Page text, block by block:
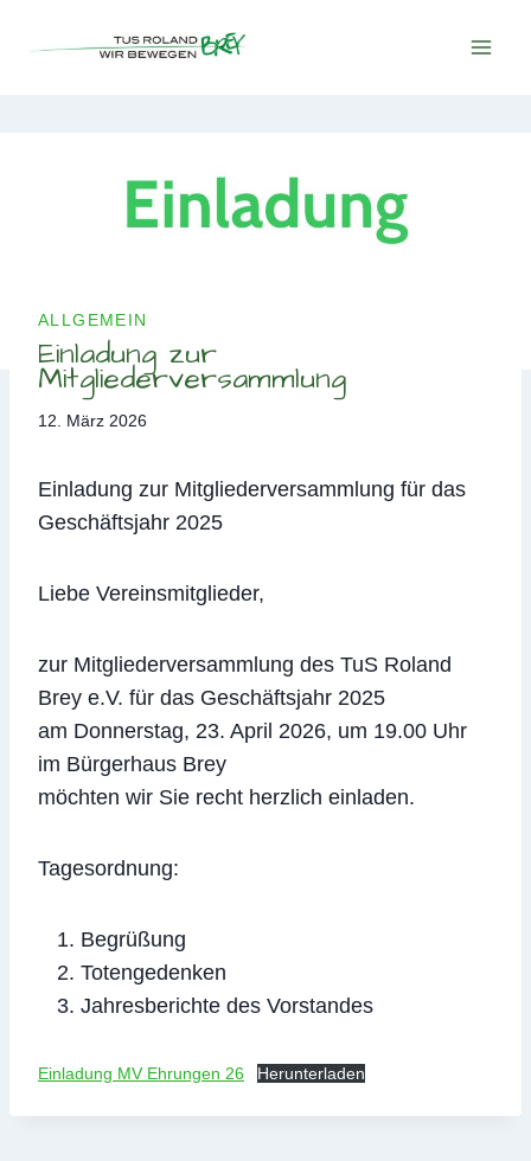
Inhalt
ALLGEMEIN
Einladung zur
Mitgliederversammlung
12. März 2026
Einladung zur Mitgliederversammlung für das
Geschäftsjahr 2025
Liebe Vereinsmitglieder,
zur Mitgliederversammlung des TuS Roland
Brey e.V. für das Geschäftsjahr 2025
am Donnerstag, 23. April 2026, um 19.00 Uhr
im Bürgerhaus Brey
möchten wir Sie recht herzlich einladen.
Tagesordnung:
Begrüßung
Totengedenken
Jahresberichte des Vorstandes
Einladung MV Ehrungen 26 Herunterladen